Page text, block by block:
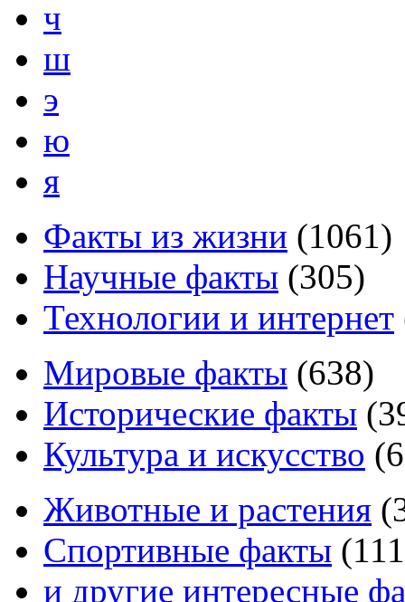
ч
ш
э
ю
я
Факты из жизни (1061)
Научные факты (305)
Технологии и интернет
Мировые факты (638)
Исторические факты (
Культура и искусство (
Животные и растения (
Спортивные факты (111
и другие интересные